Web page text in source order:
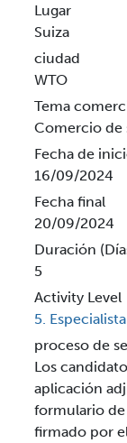
Lugar
Suiza
ciudad
WTO
Tema
Comercio de
Fecha de
16/09/2024
Fecha final
20/09/2024
Duración
5
Activity Level
5.
proceso de
Los
aplicación
formulario
firmado por